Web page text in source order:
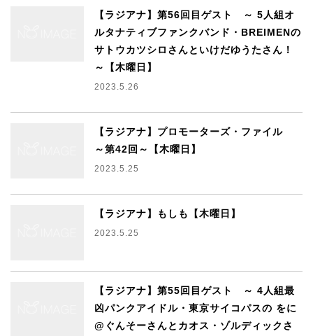
【ラジアナ】第56回目ゲスト ～ 5人組オ
ルタナティブファンクバンド・BREIMENの
サトウカツシロさんといけだゆうたさん！
～【木曜日】
2023.5.26
【ラジアナ】プロモーターズ・ファイル
～第42回～【木曜日】
2023.5.25
【ラジアナ】もしも【木曜日】
2023.5.25
【ラジアナ】第55回目ゲスト ～ 4人組最
凶パンクアイドル・東京サイコパスの をに
@ぐんそーさんとカオス・ゾルディックさ